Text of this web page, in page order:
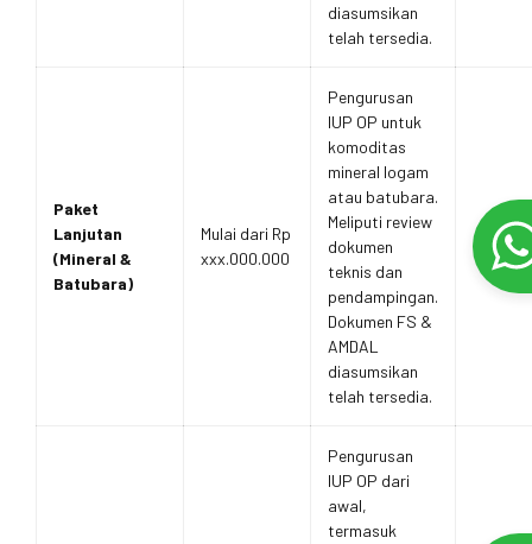
diasumsikan
telah tersedia.
Paket
Lanjutan
(Mineral &
Batubara)
Mulai dari Rp
xxx.000.000
Pengurusan
IUP OP untuk
komoditas
mineral logam
atau batubara.
Meliputi review
dokumen
teknis dan
pendampingan.
Dokumen FS &
AMDAL
diasumsikan
telah tersedia.
Pengurusan
IUP OP dari
awal,
termasuk